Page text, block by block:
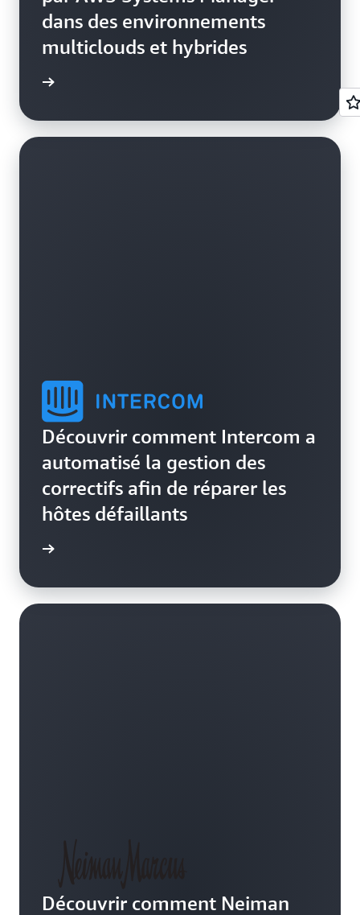
dans des environnements
multiclouds et hybrides
Découvrir comment Intercom a
automatisé la gestion des
correctifs afin de réparer les
hôtes défaillants
Découvrir comment Neiman